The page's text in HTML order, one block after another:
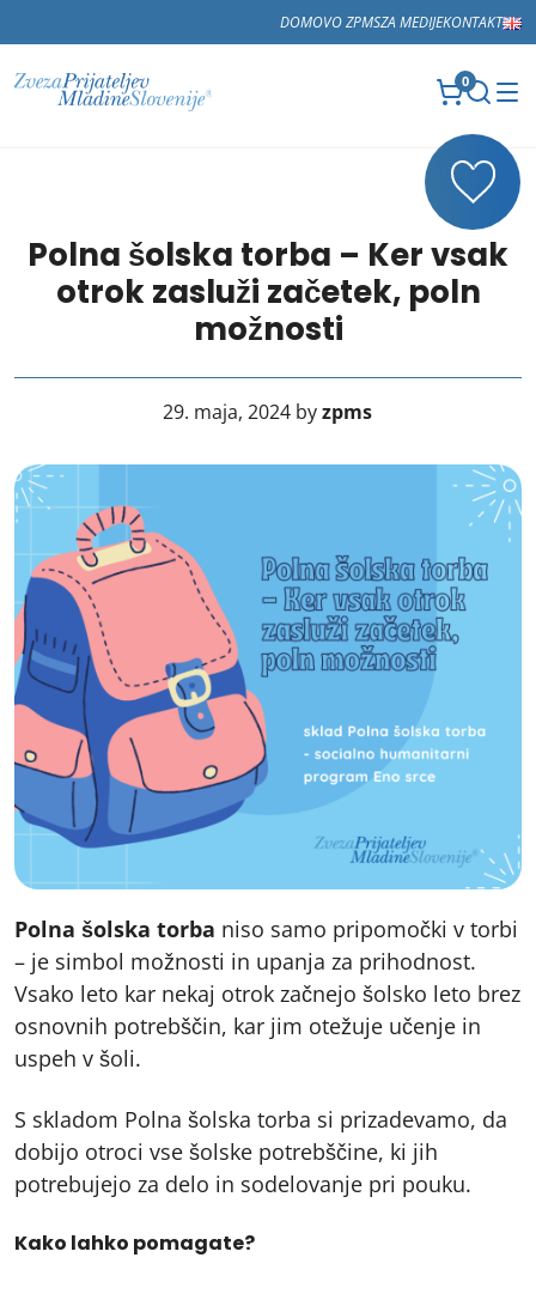
DOMOVO ZPMSZA MEDIJEKONTAKT
0
Polna šolska torba – Ker vsak
otrok zasluži začetek, poln
možnosti
29. maja, 2024 byzpms
Polna šolska torba niso samo pripomočki v torbi
– je simbol možnosti in upanja za prihodnost.
Vsako leto kar nekaj otrok začnejo šolsko leto brez
osnovnih potrebščin, kar jim otežuje učenje in
uspeh v šoli.
S skladom Polna šolska torba si prizadevamo, da
dobijo otroci vse šolske potrebščine, ki jih
potrebujejo za delo in sodelovanje pri pouku.
Kako lahko pomagate?